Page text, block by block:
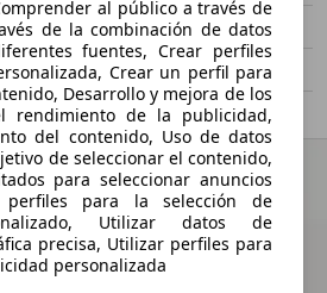
Manual
- (l/100 km)
-/-
al público a través de
de la combinación de datos
fuentes, Crear perfiles
Crear un perfil para
Desarrollo y mejora de los
rendimiento de la publicidad,
del contenido, Uso de datos
de seleccionar el contenido,
para seleccionar anuncios
perfiles para la selección de
Utilizar datos de
precisa, Utilizar perfiles para
personalizada